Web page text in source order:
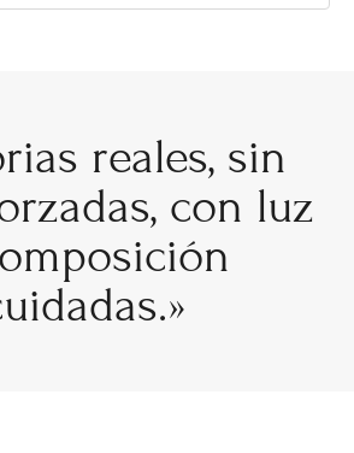
reales, sin
con luz